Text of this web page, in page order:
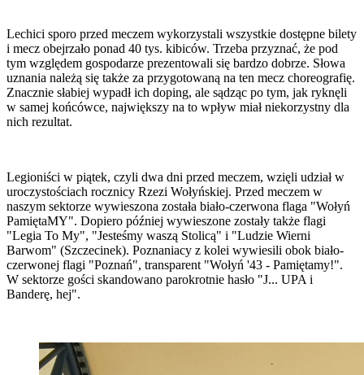
Lechici sporo przed meczem wykorzystali wszystkie dostępne bilety
i mecz obejrzało ponad 40 tys. kibiców. Trzeba przyznać, że pod
tym względem gospodarze prezentowali się bardzo dobrze. Słowa
uznania należą się także za przygotowaną na ten mecz choreografię.
Znacznie słabiej wypadł ich doping, ale sądząc po tym, jak ryknęli
w samej końcówce, największy na to wpływ miał niekorzystny dla
nich rezultat.
Legioniści w piątek, czyli dwa dni przed meczem, wzięli udział w
uroczystościach rocznicy Rzezi Wołyńskiej. Przed meczem w
naszym sektorze wywieszona została biało-czerwona flaga "Wołyń
PamiętaMY". Dopiero później wywieszone zostały także flagi
"Legia To My", "Jesteśmy waszą Stolicą" i "Ludzie Wierni
Barwom" (Szczecinek). Poznaniacy z kolei wywiesili obok biało-
czerwonej flagi "Poznań", transparent "Wołyń '43 - Pamiętamy!".
W sektorze gości skandowano parokrotnie hasło "J... UPA i
Banderę, hej".